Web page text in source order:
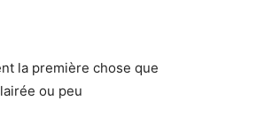
la première chose que
ou peu